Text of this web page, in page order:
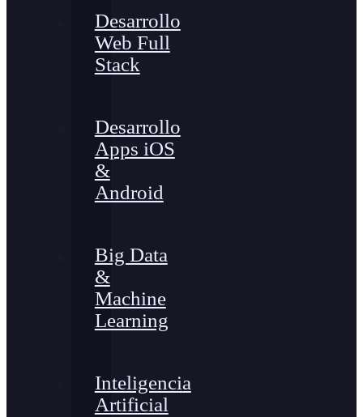
Desarrollo
Web Full
Stack
Desarrollo
Apps iOS
&
Android
Big Data
&
Machine
Learning
Inteligencia
Artificial